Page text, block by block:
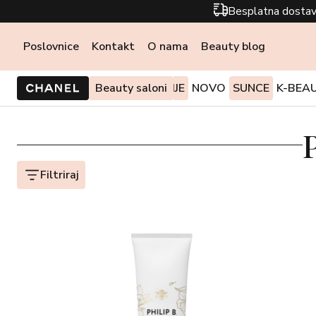
Besplatna
Poslovnice Kontakt O nama Beauty blog
Beauty saloni
PONUDE I AKCIJE NOVO SUNCE K-
Filtriraj